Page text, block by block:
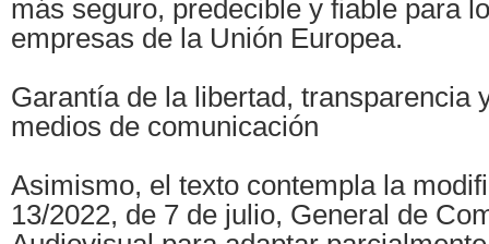
más seguro, predecible y fiable para
empresas de la Unión Europea.
Garantía de la libertad, transparencia
medios de comunicación
Asimismo, el texto contempla la
13/2022, de 7 de julio, General de